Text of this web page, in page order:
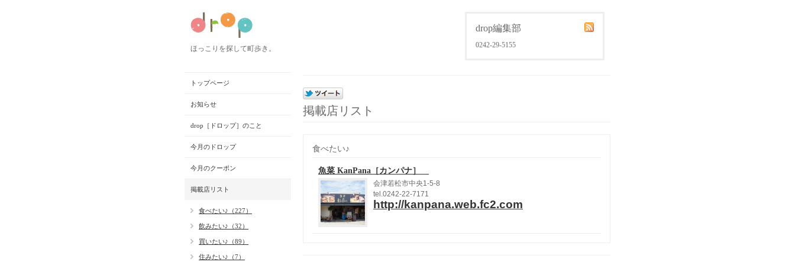
drop編集部
0242-29-5155
ほっこりを探して町歩き。
掲載店リスト
食べたい♪
魚菜 KanPana［カンパナ］
会津若松市中央1-5-8
tel.0242-22-7171
http://kanpana.web.fc2.com
トップページ
お知らせ
drop［ドロップ］のこと
今月のドロップ
今月のクーポン
掲載店リスト
食べたい♪（227）
飲みたい♪（32）
買いたい♪（89）
住みたい♪（7）